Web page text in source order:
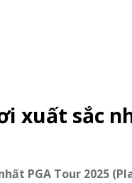
xuất sắc
PGA Tour 2025